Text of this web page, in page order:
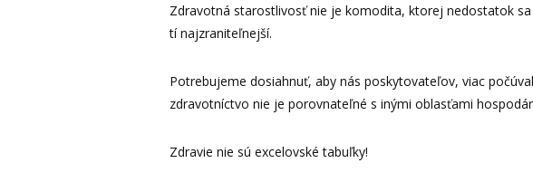
Zdravotná starostlivosť nie je komodita, ktorej nedostatok
tí najzraniteľnejší.
Potrebujeme dosiahnuť, aby nás poskytovateľov, viac
zdravotníctvo nie je porovnateľné s inými oblasťami
Zdravie nie sú excelovské tabuľky!